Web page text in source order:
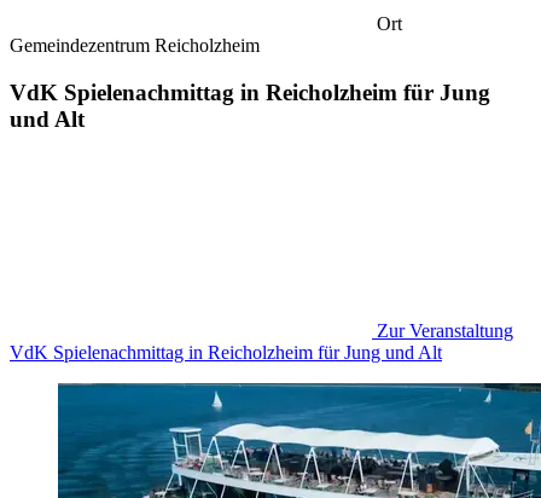
Ort
Gemeindezentrum Reicholzheim
VdK Spielenachmittag in Reicholzheim für Jung
und Alt
Zur Veranstaltung
VdK Spielenachmittag in Reicholzheim für Jung und Alt